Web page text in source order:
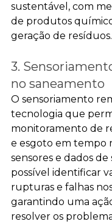
sustentável, com
de produtos
geração de resíduos.
3.
no saneamento
O sensoriamento
tecnologia que
monitoramento de
e esgoto em tempo
sensores e dados de
possível identificar
rupturas e falhas
garantindo uma
resolver os